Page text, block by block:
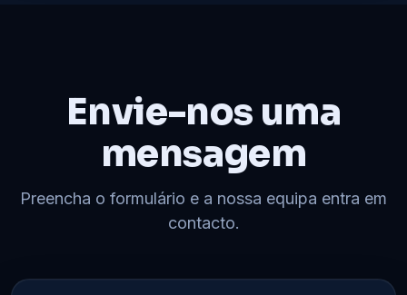
Envie-nos uma
mensagem
Preencha o formulário e a nossa equipa entra em
contacto.